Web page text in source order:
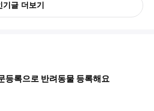
기글 더보기
등록으로 반려동물 등록해요